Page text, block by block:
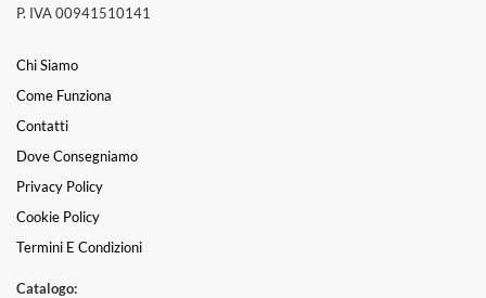
P. IVA 00941510141
Chi Siamo
Come Funziona
Contatti
Dove Consegniamo
Privacy Policy
Cookie Policy
Termini E Condizioni
Catalogo: